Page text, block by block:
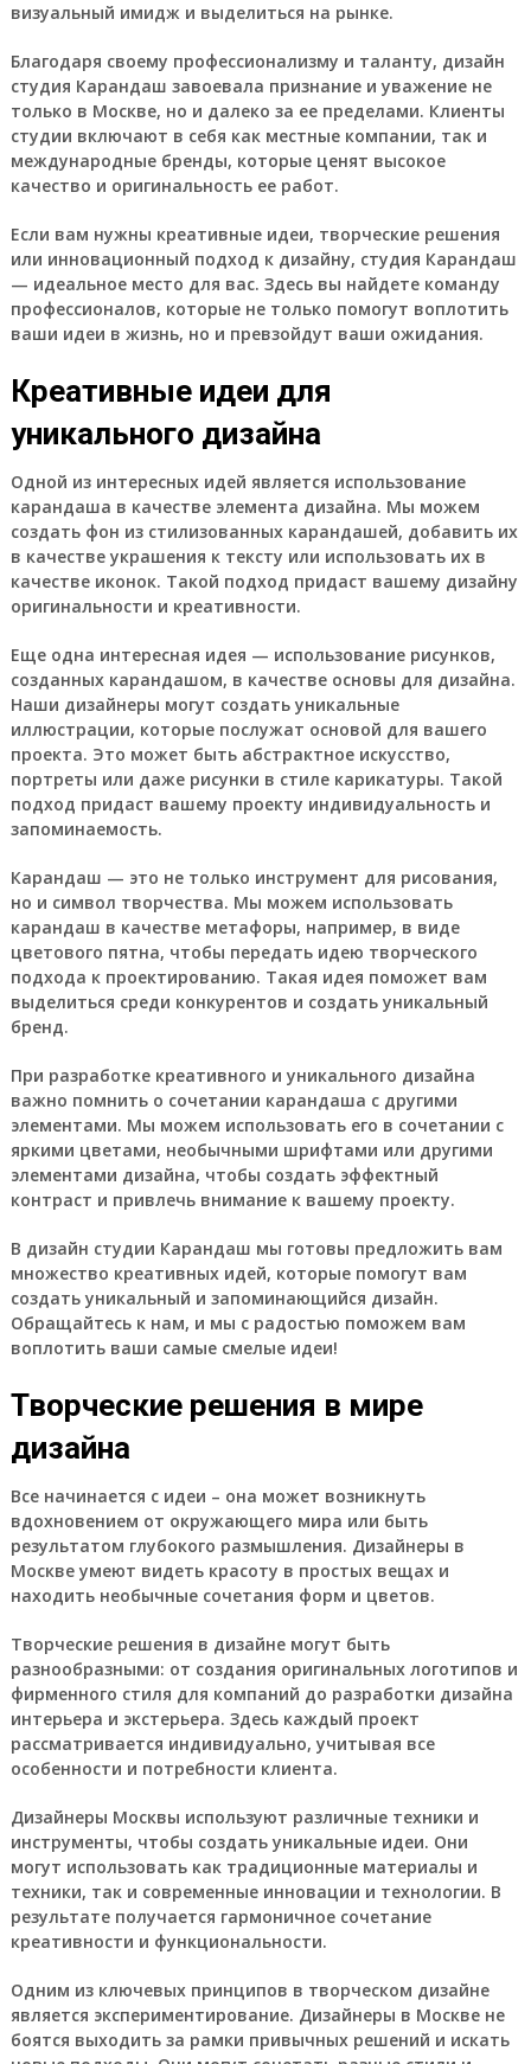
визуальный имидж и выделиться на рынке.
Благодаря своему профессионализму и таланту, дизайн
студия Карандаш завоевала признание и уважение не
только в Москве, но и далеко за ее пределами. Клиенты
студии включают в себя как местные компании, так и
международные бренды, которые ценят высокое
качество и оригинальность ее работ.
Если вам нужны креативные идеи, творческие решения
или инновационный подход к дизайну, студия Карандаш
— идеальное место для вас. Здесь вы найдете команду
профессионалов, которые не только помогут воплотить
ваши идеи в жизнь, но и превзойдут ваши ожидания.
Креативные идеи для
уникального дизайна
Одной из интересных идей является использование
карандаша в качестве элемента дизайна. Мы можем
создать фон из стилизованных карандашей, добавить их
в качестве украшения к тексту или использовать их в
качестве иконок. Такой подход придаст вашему дизайну
оригинальности и креативности.
Еще одна интересная идея — использование рисунков,
созданных карандашом, в качестве основы для дизайна.
Наши дизайнеры могут создать уникальные
иллюстрации, которые послужат основой для вашего
проекта. Это может быть абстрактное искусство,
портреты или даже рисунки в стиле карикатуры. Такой
подход придаст вашему проекту индивидуальность и
запоминаемость.
Карандаш — это не только инструмент для рисования,
но и символ творчества. Мы можем использовать
карандаш в качестве метафоры, например, в виде
цветового пятна, чтобы передать идею творческого
подхода к проектированию. Такая идея поможет вам
выделиться среди конкурентов и создать уникальный
бренд.
При разработке креативного и уникального дизайна
важно помнить о сочетании карандаша с другими
элементами. Мы можем использовать его в сочетании с
яркими цветами, необычными шрифтами или другими
элементами дизайна, чтобы создать эффектный
контраст и привлечь внимание к вашему проекту.
В дизайн студии Карандаш мы готовы предложить вам
множество креативных идей, которые помогут вам
создать уникальный и запоминающийся дизайн.
Обращайтесь к нам, и мы с радостью поможем вам
воплотить ваши самые смелые идеи!
Творческие решения в мире
дизайна
Все начинается с идеи – она может возникнуть
вдохновением от окружающего мира или быть
результатом глубокого размышления. Дизайнеры в
Москве умеют видеть красоту в простых вещах и
находить необычные сочетания форм и цветов.
Творческие решения в дизайне могут быть
разнообразными: от создания оригинальных логотипов и
фирменного стиля для компаний до разработки дизайна
интерьера и экстерьера. Здесь каждый проект
рассматривается индивидуально, учитывая все
особенности и потребности клиента.
Дизайнеры Москвы используют различные техники и
инструменты, чтобы создать уникальные идеи. Они
могут использовать как традиционные материалы и
техники, так и современные инновации и технологии. В
результате получается гармоничное сочетание
креативности и функциональности.
Одним из ключевых принципов в творческом дизайне
является экспериментирование. Дизайнеры в Москве не
боятся выходить за рамки привычных решений и искать